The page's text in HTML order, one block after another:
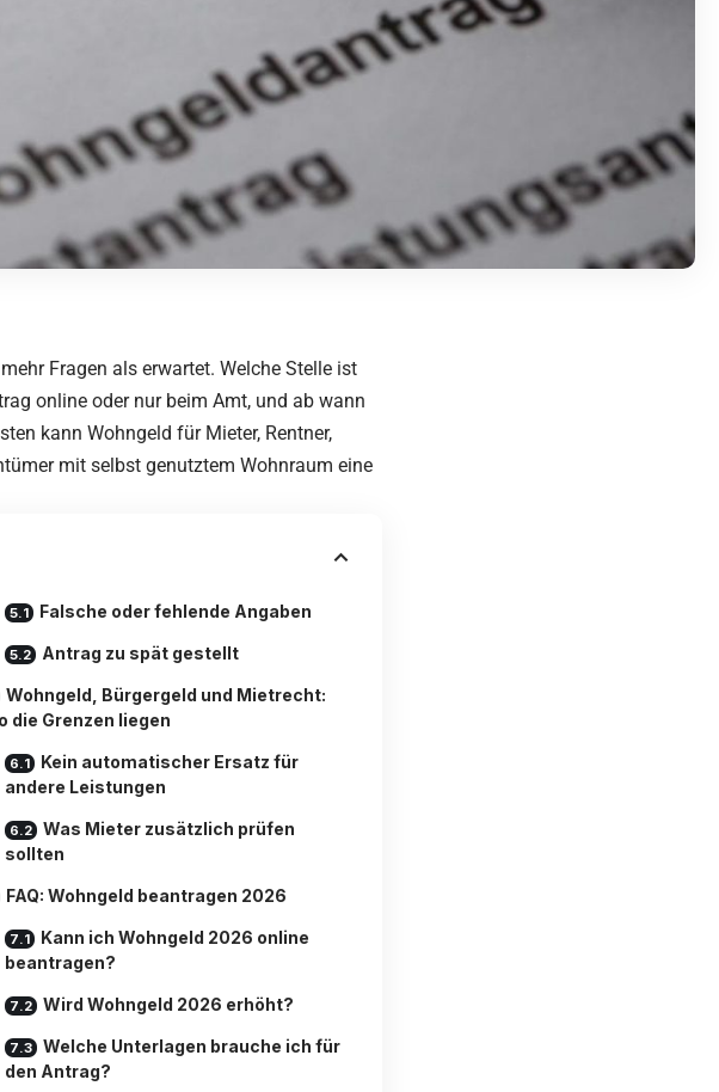
Fragen als erwartet. Welche Stelle ist
online oder nur beim Amt, und ab wann
kann Wohngeld für Mieter, Rentner,
mit selbst genutztem Wohnraum eine
Falsche oder fehlende Angaben
Antrag zu spät gestellt
Wohngeld, Bürgergeld und Mietrecht:
die Grenzen liegen
Kein automatischer Ersatz für
andere Leistungen
Was Mieter zusätzlich prüfen
sollten
FAQ: Wohngeld beantragen 2026
Kann ich Wohngeld 2026 online
beantragen?
Wird Wohngeld 2026 erhöht?
Welche Unterlagen brauche ich für
den Antrag?